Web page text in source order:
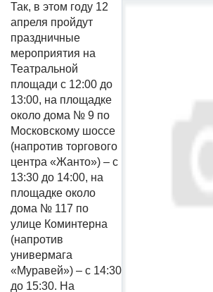
Так, в этом году 12
апреля пройдут
праздничные
мероприятия на
Театральной
площади с 12:00 до
13:00, на площадке
около дома № 9 по
Московскому шоссе
(напротив торгового
центра «Жанто») – с
13:30 до 14:00, на
площадке около
дома № 117 по
улице Коминтерна
(напротив
универмага
«Муравей») – с 14:30
до 15:30. На